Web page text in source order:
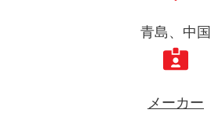
青島、中国
メーカー